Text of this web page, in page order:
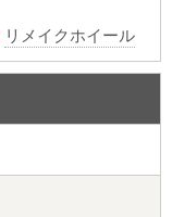
リメイクホイール